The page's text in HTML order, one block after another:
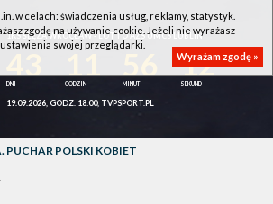
1KS ŚLĘZA WROCŁAW - LOTTO AZS UMCS LUBLIN
12
19.09.2026, GODZ. 18:00, TVPSPORT.PL
PUCHAR POLSKI KOBIET
w celach: świadczenia usług, reklamy, statystyk.
zgodę na używanie cookie. Jeżeli nie wyrażasz
swojej przeglądarki.
Wyrażam zgodę »